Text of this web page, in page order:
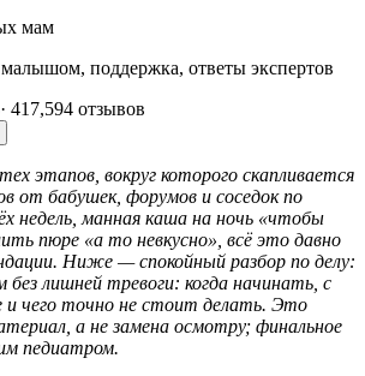
мам
поддержка, ответы экспертов
· 417,594 отзывов
этапов, вокруг которого скапливается
от бабушек, форумов и соседок по
недель, манная каша на ночь «чтобы
пюре «а то невкусно», всё это давно
Ниже — спокойный разбор по делу:
без лишней тревоги: когда начинать, с
и чего точно не стоит делать. Это
а не замена осмотру; финальное
педиатром.